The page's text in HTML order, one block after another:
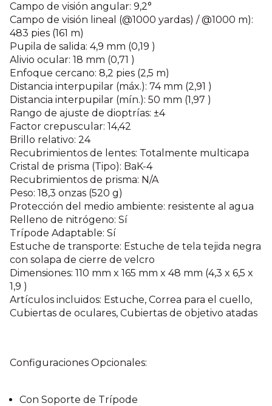
Campo de visión angular: 9,2°
Campo de visión lineal (@1000 yardas) / @1000 m):
483 pies (161 m)
Pupila de salida: 4,9 mm (0,19 )
Alivio ocular: 18 mm (0,71 )
Enfoque cercano: 8,2 pies (2,5 m)
Distancia interpupilar (máx.): 74 mm (2,91 )
Distancia interpupilar (mín.): 50 mm (1,97 )
Rango de ajuste de dioptrías: ±4
Factor crepuscular: 14,42
Brillo relativo: 24
Recubrimientos de lentes: Totalmente multicapa
Cristal de prisma (Tipo): BaK-4
Recubrimientos de prisma: N/A
Peso: 18,3 onzas (520 g)
Protección del medio ambiente: resistente al agua
Relleno de nitrógeno: Sí
Trípode Adaptable: Sí
Estuche de transporte: Estuche de tela tejida negra
con solapa de cierre de velcro
Dimensiones: 110 mm x 165 mm x 48 mm (4,3 x 6,5 x
1,9 )
Artículos incluidos: Estuche, Correa para el cuello,
Cubiertas de oculares, Cubiertas de objetivo atadas
Configuraciones Opcionales:
Con Soporte de Trípode